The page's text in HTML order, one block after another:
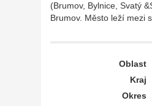
(Brumov, Bylnice, Svatý
Brumov. Město leží mezi
Oblast
Kraj
Okres